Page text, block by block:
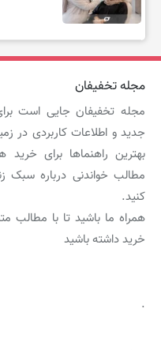
مجله تخفیفان
مجله تخفیفان جایی است
جدید و اطلاعات کاربردی در
بهترین راهنماها برای
مطالب خواندنی درباره سبک
کنید.
همراه ما باشید تا با مطالب
خرید داشته باشید
.